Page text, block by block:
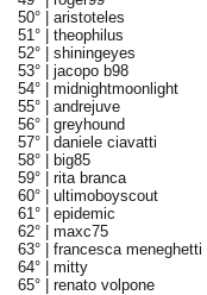
50° | aristoteles
51° | theophilus
52° | shiningeyes
53° | jacopo b98
54° | midnightmoonlight
55° | andrejuve
56° | greyhound
57° | daniele ciavatti
58° |
big85
59° | rita branca
60° | ultimoboyscout
61° | epidemic
62° | maxc75
63° | francesca meneghetti
64° | mitty
65° | renato volpone